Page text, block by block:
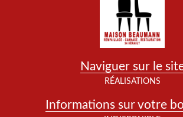
Naviguer sur le
RÉALISATIONS
Informations sur votre